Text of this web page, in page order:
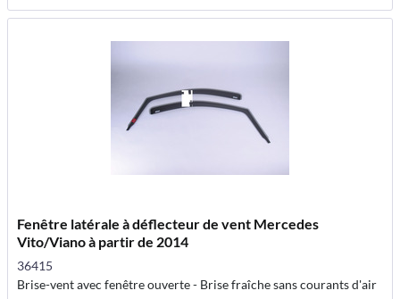
Fenêtre latérale à déflecteur de vent Mercedes
Vito/Viano à partir de 2014
36415
Brise-vent avec fenêtre ouverte - Brise fraîche sans courants d'air